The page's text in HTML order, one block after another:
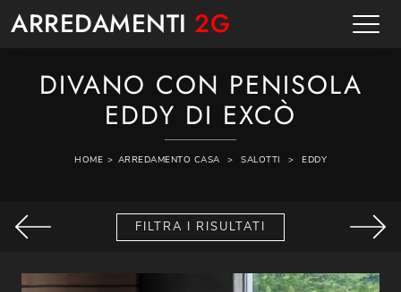
ARREDAMENTI 2G
DIVANO CON PENISOLA
EDDY DI EXCÒ
HOME > ARREDAMENTO CASA > SALOTTI > EDDY
FILTRA I RISULTATI